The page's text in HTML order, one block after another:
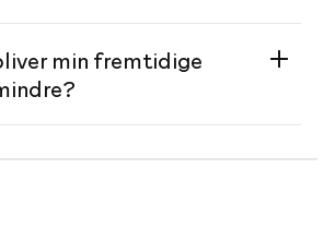
min fremtidige